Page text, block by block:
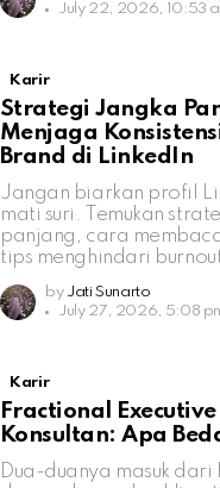
July 22, 2026, 10:53
Karir
Strategi Jangka
Menjaga
Brand di LinkedIn
Jangan biarkan profil
mati suri. Temukan
panjang, cara
tips menghindari
by Jati Sunarto
July 27, 2026, 5:08
Karir
Fractional Executive
Konsultan: Apa
Dua-duanya masuk dari